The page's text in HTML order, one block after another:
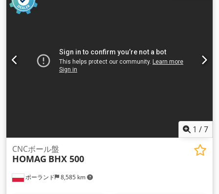
1 /7
ポーランド 8,585 km
CNCボール盤
HOMAG BHX 500